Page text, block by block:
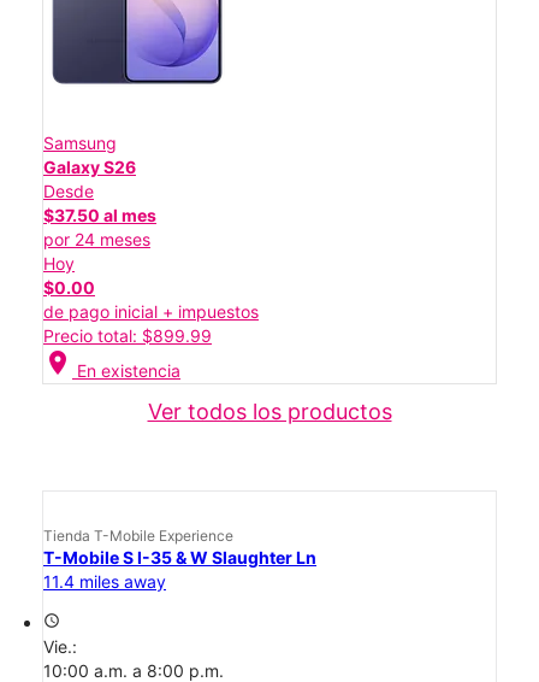
Samsung
Galaxy S26
Desde
$37.50 al mes
por 24 meses
Hoy
$0.00
de pago inicial + impuestos
Precio total: $899.99
location_on En existencia
Ver todos los productos
Tienda T-Mobile Experience
T-Mobile S I-35 & W Slaughter Ln
11.4 miles away
access_time
Vie.:
10:00 a.m. a 8:00 p.m.